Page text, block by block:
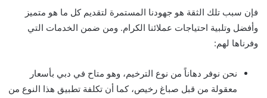
فإن سبب تلك الثقة هو جهودنا المستمرة لتقديم كل ما هو متميز
وأفضل وتلبية احتياجات عملائنا الكرام. ومن ضمن الخدمات التي
وفرناها لهم:
نحن نوفر دهاناً من نوع الترخيم، وهو متاح في دبي بأسعار
معقولة من قبل صباغ رخيص، كما أن تكلفة تطبيق هذا النوع من